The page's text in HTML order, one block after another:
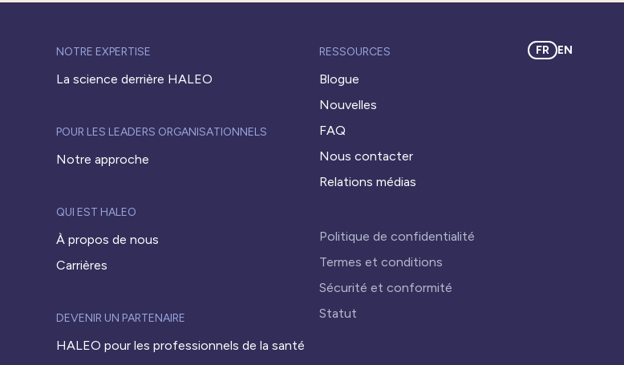
NOTRE EXPERTISE
La science derrière HALEO
POUR LES LEADERS ORGANISATIONNELS
Notre approche
QUI EST HALEO
À propos de nous
Carrières
DEVENIR UN PARTENAIRE
HALEO pour les professionnels de la santé
RESSOURCES
Blogue
Nouvelles
FAQ
Nous contacter
Relations médias
Politique de confidentialité
Termes et conditions
Sécurité et conformité
Statut
FR EN